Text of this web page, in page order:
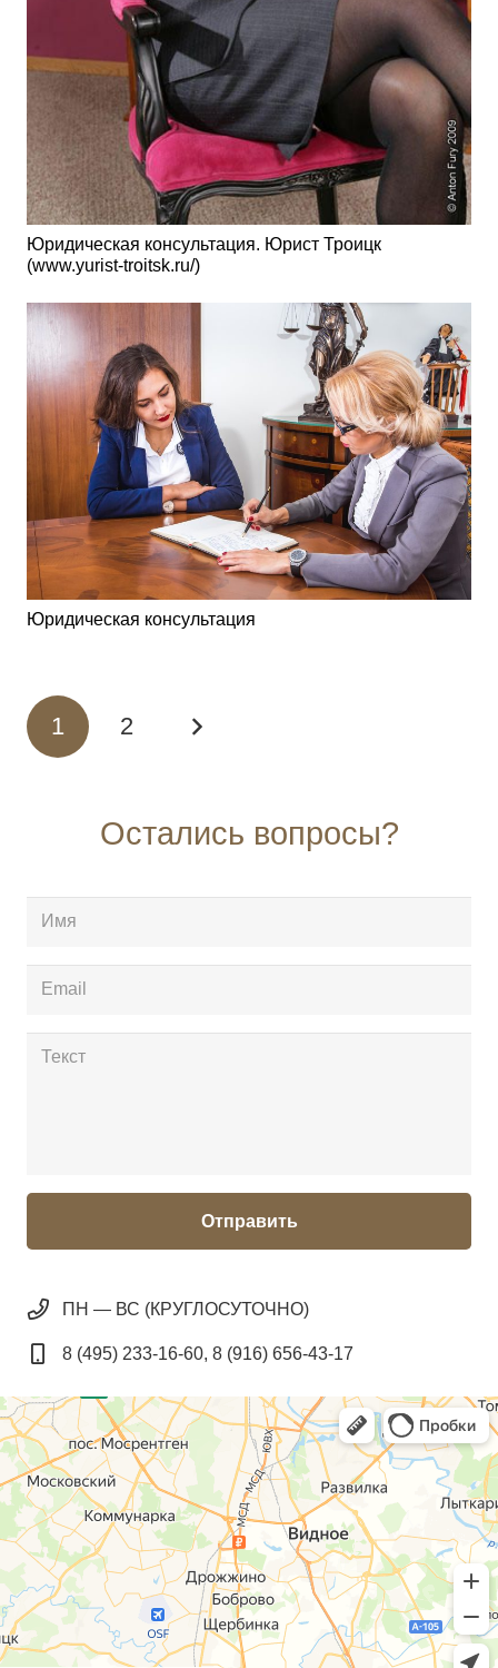
Юридическая консультация. Юрист Троицк
(www.yurist-troitsk.ru/)
Юридическая консультация
1 2
Остались вопросы?
Отправить
ПН — ВС (КРУГЛОСУТОЧНО)
8 (495) 233-16-60, 8 (916) 656-43-17